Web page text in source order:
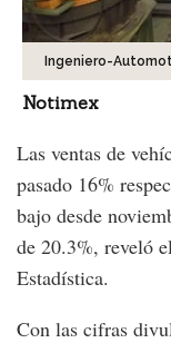
Ingeniero-
Notimex
Las ventas de
pasado 16%
bajo desde
de 20.3%, reveló
Estadística.
Con las cifras